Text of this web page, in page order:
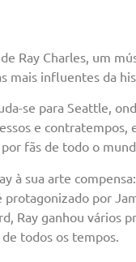
Ray Charles, um
mais influentes da
se para Seattle,
e contratempos,
fãs de todo o
à sua arte
por
Ray ganhou
todos os tempos.